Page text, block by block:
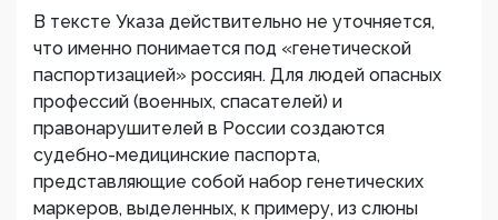
В тексте Указа действительно не уточняется,
что именно понимается под «генетической
паспортизацией» россиян. Для людей опасных
профессий (военных, спасателей) и
правонарушителей в России создаются
судебно-медицинские паспорта,
представляющие собой набор генетических
маркеров, выделенных, к примеру, из слюны